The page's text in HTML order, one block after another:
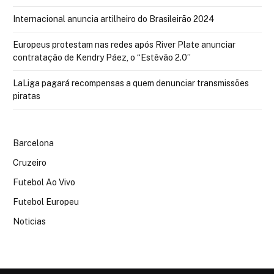
Internacional anuncia artilheiro do Brasileirão 2024
Europeus protestam nas redes após River Plate anunciar
contratação de Kendry Páez, o “Estêvão 2.0”
LaLiga pagará recompensas a quem denunciar transmissões
piratas
Barcelona
Cruzeiro
Futebol Ao Vivo
Futebol Europeu
Noticias